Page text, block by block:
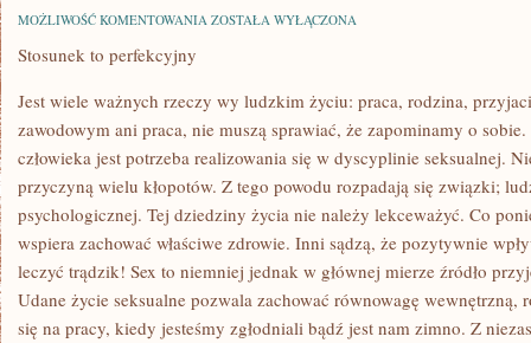
MOŻLIWOŚĆ KOMENTOWANIA WZROST
ŚWIADKAMI
PRZENIKA
BEZ
MAŁA
ZOSTAŁA WYŁĄCZONA
Stosunek to perfekcyjny
Jest wiele ważnych rzeczy wy ludzkim życiu: praca, rodzina,
zawodowym ani praca, nie muszą sprawiać, że zapominamy o
człowieka jest potrzeba realizowania się w dyscyplinie seksualnej.
przyczyną wielu kłopotów. Z tego powodu rozpadają się związki;
psychologicznej. Tej dziedziny życia nie należy lekceważyć. Co
wspiera zachować właściwe zdrowie. Inni sądzą, że pozytywnie
leczyć trądzik! Sex to niemniej jednak w głównej mierze źródło
Udane życie seksualne pozwala zachować równowagę wewnętrzną,
się na pracy, kiedy jesteśmy zgłodniali bądź jest nam zimno. Z